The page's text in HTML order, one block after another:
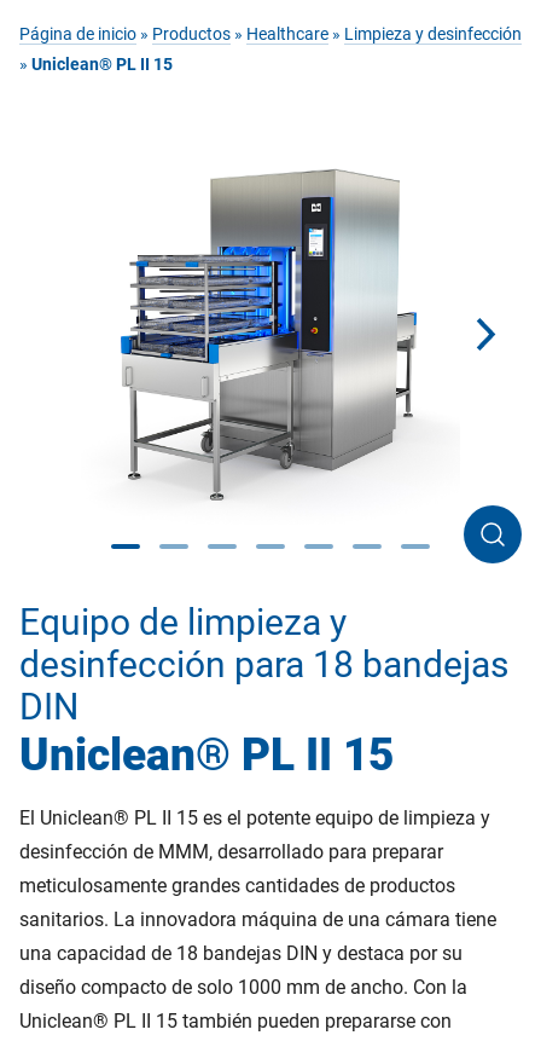
Página de inicio » Productos » Healthcare » Limpieza y desinfección
» Uniclean® PL II 15
Equipo de limpieza y
desinfección para 18 bandejas
DIN
Uniclean® PL II 15
El Uniclean® PL II 15 es el potente equipo de limpieza y
desinfección de MMM, desarrollado para preparar
meticulosamente grandes cantidades de productos
sanitarios. La innovadora máquina de una cámara tiene
una capacidad de 18 bandejas DIN y destaca por su
diseño compacto de solo 1000 mm de ancho. Con la
Uniclean® PL II 15 también pueden prepararse con